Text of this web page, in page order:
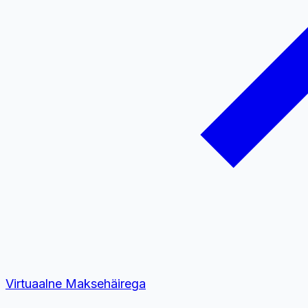
Virtuaalne Maksehäirega